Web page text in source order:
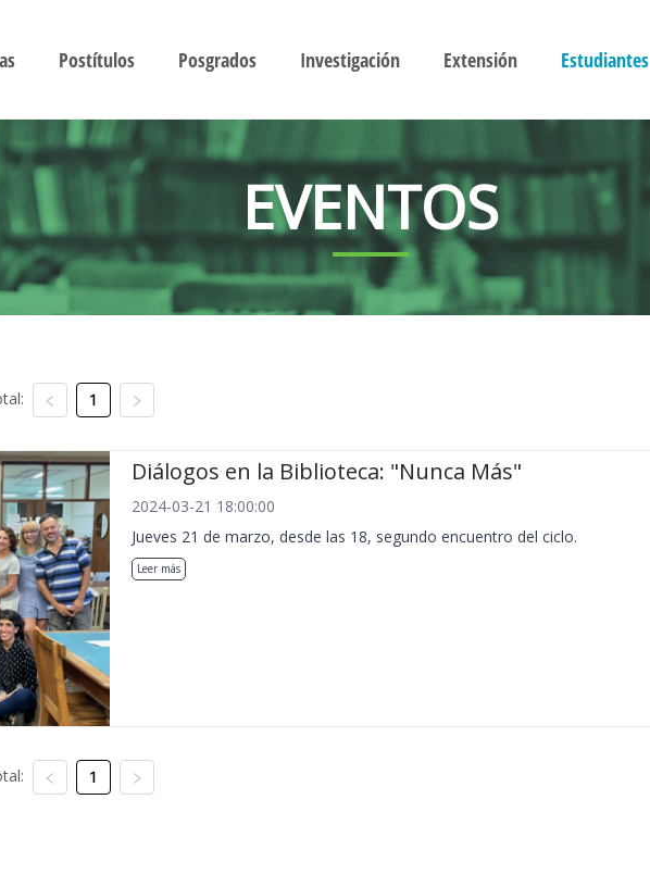
Postítulos Posgrados Investigación Extensión Estudiantes
EVENTOS
1
Diálogos en la Biblioteca: "Nunca Más"
2024-03-21 18:00:00
Jueves 21 de marzo, desde las 18, segundo encuentro del ciclo.
Leer más
1